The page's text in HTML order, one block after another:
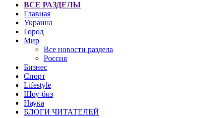
ВСЕ РАЗДЕЛЫ
Главная
Украина
Город
Мир
Все новости раздела
Россия
Бизнес
Спорт
Lifestyle
Шоу-биз
Наука
БЛОГИ ЧИТАТЕЛЕЙ